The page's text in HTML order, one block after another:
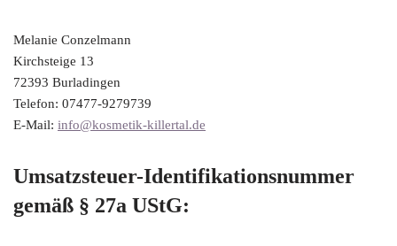
Melanie Conzelmann
Kirchsteige 13
72393 Burladingen
Telefon: 07477-9279739
E-Mail: info@kosmetik-killertal.de
Umsatzsteuer-Identifikationsnummer
gemäß § 27a UStG: